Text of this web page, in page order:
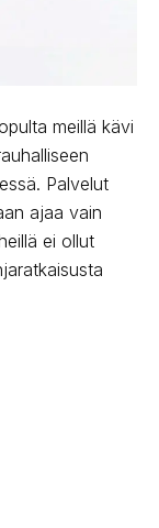
meillä kävi
Palvelut
ajaa vain
ei ollut